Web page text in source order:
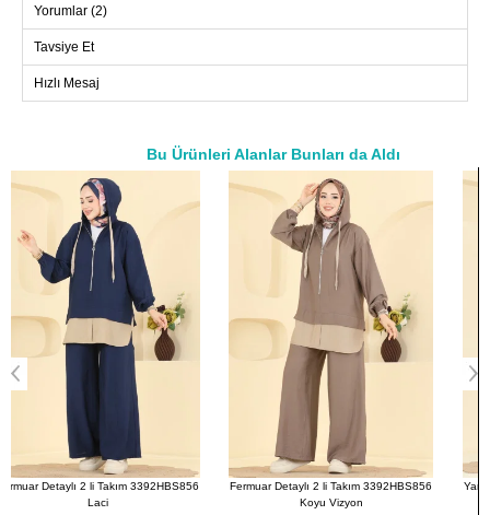
Beden
40
108
75
42
112
75
120
75
48
50
128
PANTOLON BEDEN
ÖLÇÜLERİ (CM)
Beden
Boy
38
101
101
46
101
48
101
Yorumlar (2)
Tavsiye Et
Hızlı Mesaj
Bu Ürünleri Alanlar Bunları da Aldı
a>
Fermuar Detaylı 2 li Takım 3392HBS856
Koyu Vizyon
Yarım Fermuarlı 2 li Takım 3800HBS856
Antrasit